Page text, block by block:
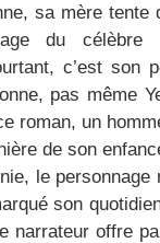
sa mère tente
du célèbre
c’est son
pas même
roman, un
de son
le personnage
son
narrateur offre